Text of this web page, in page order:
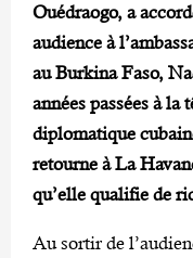
Ouédraogo, a
audience à
au Burkina Faso,
années passées à la
diplomatique
retourne à La
qu’elle qualifie de
Au sortir de